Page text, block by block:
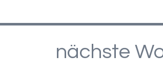
nächste